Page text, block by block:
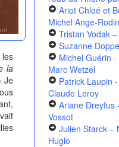
la
Je
Ariot Chloé et
Michel Ange-
Tristan Vodak
Suzanne
Michel Guérin
Marc Wetzel
Patrick Laupin
Claude Leroy
Ariane Dreyfus
Vossot
Julien Starck –
Huglo